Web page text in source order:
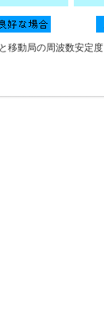
移動局の周波数安定度